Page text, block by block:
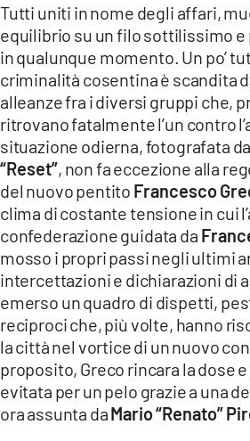
LACONAIR.IT
LACITYMAG.IT
ILREGGINO.IT
COSENZACHANNEL.IT
ILVIBONESE.IT
CATANZAROCHANNEL.IT
LACAPITALENEWS.IT
App
ANDROID
APPLE
Tutti uniti in nome degli affari,
equilibrio su un filo sottilissimo e
in qualunque momento. Un po’
criminalità cosentina è scandita
alleanze fra i diversi gruppi che,
ritrovano fatalmente l’un contro
situazione odierna, fotografata
“Reset”, non fa eccezione alla
del nuovo pentito Francesco
clima di costante tensione in cui
confederazione guidata da
mosso i propri passi negli ultimi
intercettazioni e dichiarazioni di
emerso un quadro di dispetti,
reciproci che, più volte, hanno
la città nel vortice di un nuovo
proposito, Greco rincara la dose
evitata per un pelo grazie a una
ora assunta daMario “Renato”